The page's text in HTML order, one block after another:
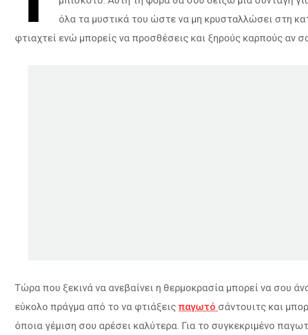
όλα τα μυστικά του ώστε να μη κρυσταλλώσει στη
φτιαχτεί ενώ μπορείς να προσθέσεις και ξηρούς καρπούς αν
Τώρα που ξεκινά να ανεβαίνει η θερμοκρασία μπορεί να σου
εύκολο πράγμα από το να φτιάξεις παγωτό σάντουιτς και
όποια γέμιση σου αρέσει καλύτερα. Για το συγκεκριμένο